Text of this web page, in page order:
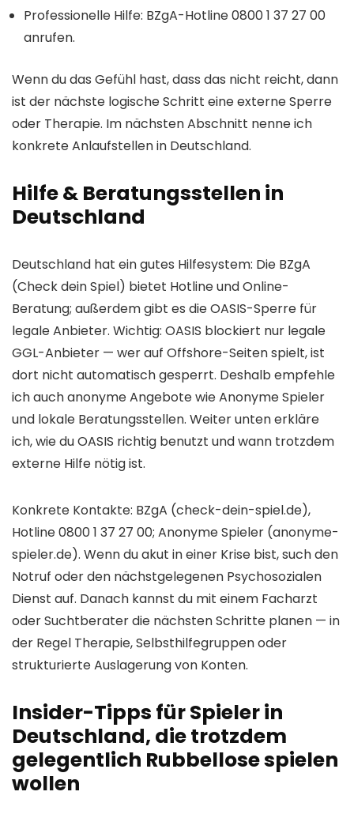
Professionelle Hilfe: BZgA-Hotline 0800 1 37 27 00
anrufen.
Wenn du das Gefühl hast, dass das nicht reicht, dann
ist der nächste logische Schritt eine externe Sperre
oder Therapie. Im nächsten Abschnitt nenne ich
konkrete Anlaufstellen in Deutschland.
Hilfe & Beratungsstellen in
Deutschland
Deutschland hat ein gutes Hilfesystem: Die BZgA
(Check dein Spiel) bietet Hotline und Online-
Beratung; außerdem gibt es die OASIS-Sperre für
legale Anbieter. Wichtig: OASIS blockiert nur legale
GGL-Anbieter — wer auf Offshore-Seiten spielt, ist
dort nicht automatisch gesperrt. Deshalb empfehle
ich auch anonyme Angebote wie Anonyme Spieler
und lokale Beratungsstellen. Weiter unten erkläre
ich, wie du OASIS richtig benutzt und wann trotzdem
externe Hilfe nötig ist.
Konkrete Kontakte: BZgA (check-dein-spiel.de),
Hotline 0800 1 37 27 00; Anonyme Spieler (anonyme-
spieler.de). Wenn du akut in einer Krise bist, such den
Notruf oder den nächstgelegenen Psychosozialen
Dienst auf. Danach kannst du mit einem Facharzt
oder Suchtberater die nächsten Schritte planen — in
der Regel Therapie, Selbsthilfegruppen oder
strukturierte Auslagerung von Konten.
Insider-Tipps für Spieler in
Deutschland, die trotzdem
gelegentlich Rubbellose spielen
wollen